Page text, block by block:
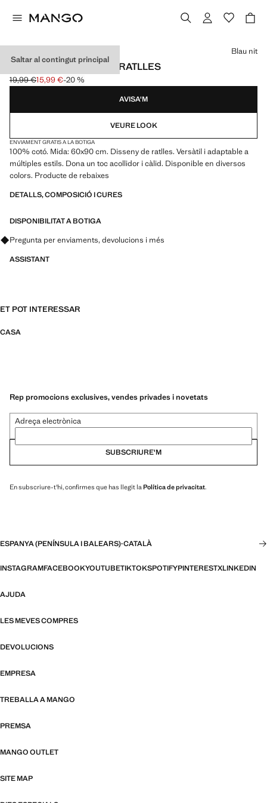
Saltar al contingut principal
CATIFA COTÓ DISSENY RATLLES
Preu inicial ratllat [19,99 € ]
19,99 €
Preu actual [15,99 € ]
15,99 €-20 %
Selecciona un color
Blau nit
AVISA'M
VEURE LOOK
ENVIAMENT GRATIS A LA BOTIGA
100% cotó. Mida: 60x90 cm. Disseny de ratlles. Versàtil i adaptable a
múltiples estils. Dona un toc acollidor i càlid. Disponible en diversos
colors. Producte de rebaixes
DETALLS, COMPOSICIÓ I CURES
DISPONIBILITAT A BOTIGA
Pregunta per enviaments, devolucions i més
ASSISTANT
ET POT INTERESSAR
CASA
Rep promocions exclusives, vendes privades i novetats
Adreça electrònica
SUBSCRIURE'M
En subscriure-t'hi, confirmes que has llegit la Política de privacitat.
ESPANYA (PENÍNSULA I BALEARS)·CATALÀ
INSTAGRAMFACEBOOKYOUTUBETIKTOKSPOTIFYPINTERESTXLINKEDIN
AJUDA
LES MEVES COMPRES
DEVOLUCIONS
EMPRESA
TREBALLA A MANGO
PREMSA
MANGO OUTLET
SITE MAP